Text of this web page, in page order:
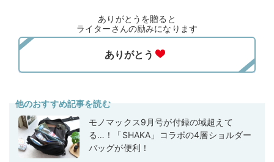
ありがとうを贈ると
ライターさんの励みになります
他のおすすめ記事を読む
モノマックス9月号が付録の域超えて
る…！「SHAKA」コラボの4層ショルダー
バッグが便利！